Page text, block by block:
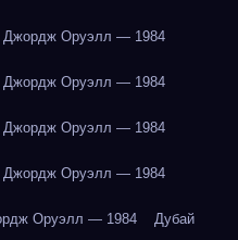
Джордж Оруэлл — 1984
Джордж Оруэлл — 1984
Джордж Оруэлл — 1984
Джордж Оруэлл — 1984
Оруэлл — 1984 Дубай